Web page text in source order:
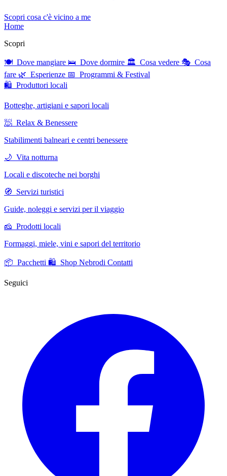
Scopri cosa c'è vicino a me
Home
Scopri
🍽 Dove mangiare 🛌 Dove dormire 🏛 Cosa vedere 🎭 Cosa
fare 🌿 Esperienze 📅 Programmi & Festival
🛍 Produttori locali
Botteghe, artigiani e sapori locali
🧖 Relax & Benessere
Stabilimenti balneari e centri benessere
🌙 Vita notturna
Locali e discoteche nei borghi
🧭 Servizi turistici
Guide, noleggi e servizi per il viaggio
🧀 Prodotti locali
Formaggi, miele, vini e sapori del territorio
📦 Pacchetti 🛍️ Shop Nebrodi Contatti
Seguici